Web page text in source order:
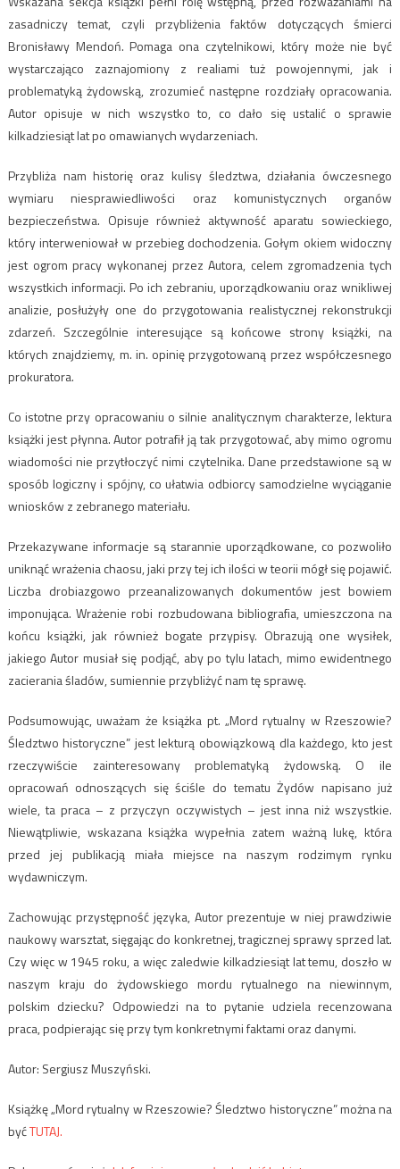
zasadniczy temat, czyli przybliżenia faktów dotyczących śmierci
Bronisławy Mendoń. Pomaga ona czytelnikowi, który może nie być
wystarczająco zaznajomiony z realiami tuż powojennymi, jak i
problematyką żydowską, zrozumieć następne rozdziały opracowania.
Autor opisuje w nich wszystko to, co dało się ustalić o sprawie
kilkadziesiąt lat po omawianych wydarzeniach.
Przybliża nam historię oraz kulisy śledztwa, działania ówczesnego
wymiaru niesprawiedliwości oraz komunistycznych organów
bezpieczeństwa. Opisuje również aktywność aparatu sowieckiego,
który interweniował w przebieg dochodzenia. Gołym okiem widoczny
jest ogrom pracy wykonanej przez Autora, celem zgromadzenia tych
wszystkich informacji. Po ich zebraniu, uporządkowaniu oraz wnikliwej
analizie, posłużyły one do przygotowania realistycznej rekonstrukcji
zdarzeń. Szczególnie interesujące są końcowe strony książki, na
których znajdziemy, m. in. opinię przygotowaną przez współczesnego
prokuratora.
Co istotne przy opracowaniu o silnie analitycznym charakterze, lektura
książki jest płynna. Autor potrafił ją tak przygotować, aby mimo ogromu
wiadomości nie przytłoczyć nimi czytelnika. Dane przedstawione są w
sposób logiczny i spójny, co ułatwia odbiorcy samodzielne wyciąganie
wniosków z zebranego materiału.
Przekazywane informacje są starannie uporządkowane, co pozwoliło
uniknąć wrażenia chaosu, jaki przy tej ich ilości w teorii mógł się pojawić.
Liczba drobiazgowo przeanalizowanych dokumentów jest bowiem
imponująca. Wrażenie robi rozbudowana bibliografia, umieszczona na
końcu książki, jak również bogate przypisy. Obrazują one wysiłek,
jakiego Autor musiał się podjąć, aby po tylu latach, mimo ewidentnego
zacierania śladów, sumiennie przybliżyć nam tę sprawę.
Podsumowując, uważam że książka pt. „Mord rytualny w Rzeszowie?
Śledztwo historyczne” jest lekturą obowiązkową dla każdego, kto jest
rzeczywiście zainteresowany problematyką żydowską. O ile
opracowań odnoszących się ściśle do tematu Żydów napisano już
wiele, ta praca – z przyczyn oczywistych – jest inna niż wszystkie.
Niewątpliwie, wskazana książka wypełnia zatem ważną lukę, która
przed jej publikacją miała miejsce na naszym rodzimym rynku
wydawniczym.
Zachowując przystępność języka, Autor prezentuje w niej prawdziwie
naukowy warsztat, sięgając do konkretnej, tragicznej sprawy sprzed lat.
Czy więc w 1945 roku, a więc zaledwie kilkadziesiąt lat temu, doszło w
naszym kraju do żydowskiego mordu rytualnego na niewinnym,
polskim dziecku? Odpowiedzi na to pytanie udziela recenzowana
praca, podpierając się przy tym konkretnymi faktami oraz danymi.
Autor: Sergiusz Muszyński.
Książkę „Mord rytualny w Rzeszowie? Śledztwo historyczne” można na
byćTUTAJ.